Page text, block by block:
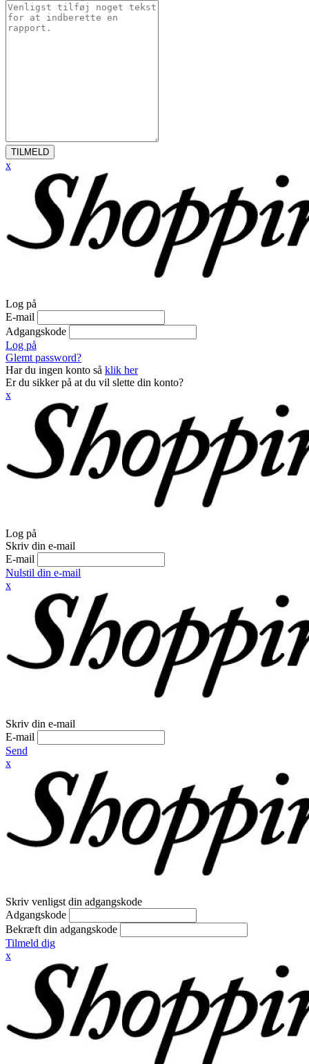
TILMELD
x
Log på
E-mail
Adgangskode
Log på
Glemt password?
Har du ingen konto så klik her
Er du sikker på at du vil slette din konto?
x
Log på
Skriv din e-mail
E-mail
Nulstil din e-mail
x
Skriv din e-mail
E-mail
Send
x
Skriv venligst din adgangskode
Adgangskode
Bekræft din adgangskode
Tilmeld dig
x